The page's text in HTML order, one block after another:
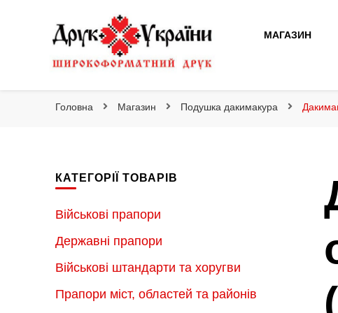
Друк України
МАГАЗИН
Головна Магазин Подушка дакимакура
КАТЕГОРІЇ ТОВАРІВ
Військові прапори
Державні прапори
Військові штандарти та хоругви
Прапори міст, областей та районів